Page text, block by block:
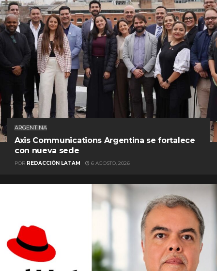
ARGENTINA
Axis Communications Argentina se fortalece
con nueva sede
POR REDACCIÓN LATAM 6 AGOSTO, 2026